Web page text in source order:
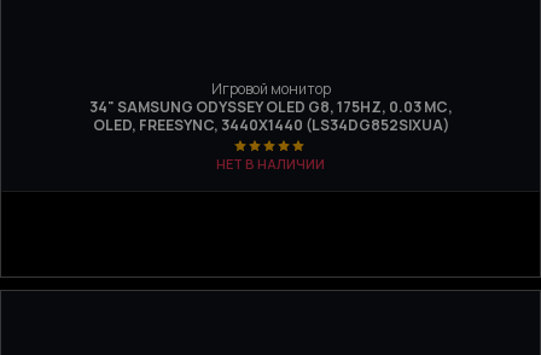
Игровой монитор
34" SAMSUNG ODYSSEY OLED G8, 175HZ, 0.03 МС,
OLED, FREESYNC, 3440X1440 (LS34DG852SIXUA)
НЕТ В НАЛИЧИИ